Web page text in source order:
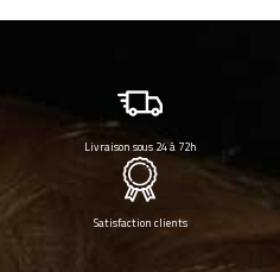
Livraison sous 24 à 72h
Satisfaction clients